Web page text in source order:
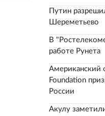
Путин
Шереметьево
В
работе Рунета
Американский
Foundation
России
Акулу